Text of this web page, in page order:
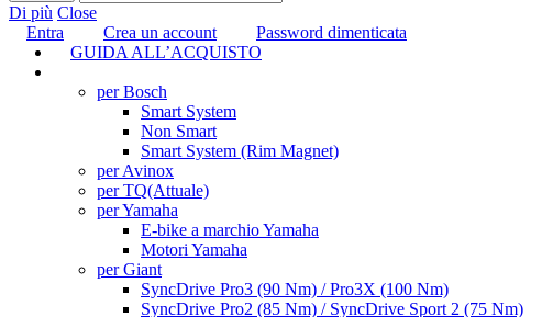
Di più Close
Entra
Crea un account
Password dimenticata
GUIDA ALL’ACQUISTO
per Bosch
Smart System
Non Smart
Smart System (Rim Magnet)
per Avinox
per TQ(Attuale)
per Yamaha
E-bike a marchio Yamaha
Motori Yamaha
per Giant
SyncDrive Pro3 (90 Nm) / Pro3X (100 Nm)
SyncDrive Pro2 (85 Nm) / SyncDrive Sport 2 (75 Nm)